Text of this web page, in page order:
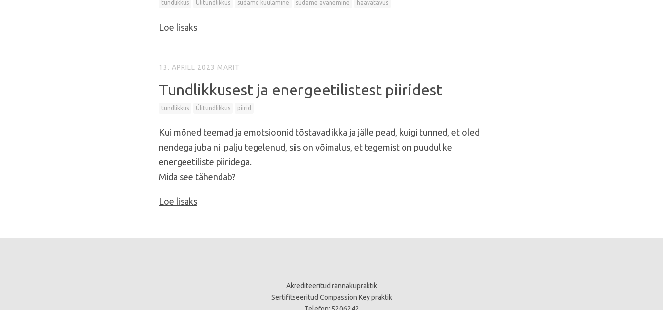
tundlikkus Ülitundlikkus südame kuulamine südame avanemine haavatavus
Loe lisaks
13. APRILL 2023 MARIT
Tundlikkusest ja energeetilistest piiridest
tundlikkus Ülitundlikkus piirid
Kui mõned teemad ja emotsioonid tõstavad ikka ja jälle pead, kuigi tunned, et oled
nendega juba nii palju tegelenud, siis on võimalus, et tegemist on puudulike
energeetiliste piiridega.
Mida see tähendab?
Loe lisaks
Akrediteeritud rännakupraktik
Sertifitseeritud Compassion Key praktik